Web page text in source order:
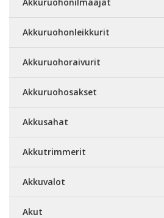
Akkuruohonleikkurit
Akkuruohoraivurit
Akkuruohosakset
Akkusahat
Akkutrimmerit
Akkuvalot
Akut